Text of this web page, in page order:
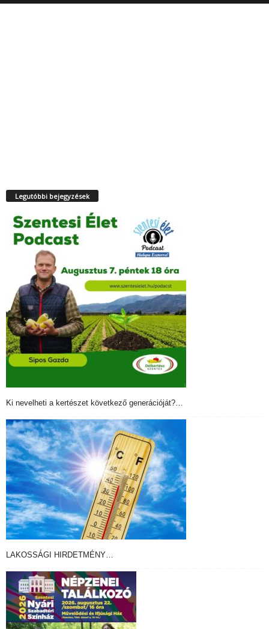
Legutóbbi bejegyzések
Ki nevelheti a kertészet következő generációját?…
LAKOSSÁGI HIRDETMÉNY…